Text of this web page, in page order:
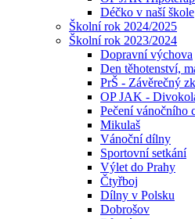
Déčko v naší škole
Školní rok 2024/2025
Školní rok 2023/2024
Dopravní výchova
Den těhotenství,
PrŠ - Závěrečný
OP JAK -
Pečení vánočního
Mikulaš
Vánoční dílny
Sportovní setkání
Výlet do Prahy
Čtyřboj
Dílny v Polsku
Dobrošov